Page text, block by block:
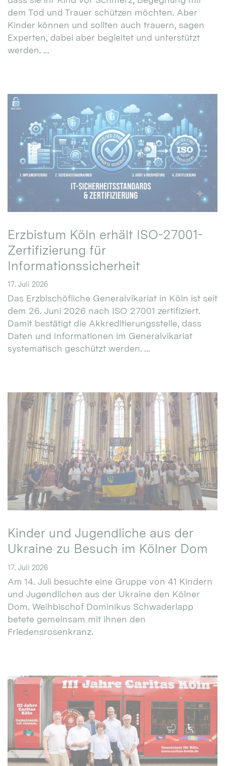
dem Tod und Trauer schützen möchten. Aber
Kinder können und sollten auch trauern, sagen
Experten, dabei aber begleitet und unterstützt
werden. ...
Erzbistum Köln erhält ISO-27001-
Zertifizierung für
Informationssicherheit
17. Juli 2026
Das Erzbischöfliche Generalvikariat in Köln ist seit
dem 26. Juni 2026 nach ISO 27001 zertifiziert.
Damit bestätigt die Akkreditierungsstelle, dass
Daten und Informationen im Generalvikariat
systematisch geschützt werden. ...
Kinder und Jugendliche aus der
Ukraine zu Besuch im Kölner Dom
17. Juli 2026
Am 14. Juli besuchte eine Gruppe von 41 Kindern
und Jugendlichen aus der Ukraine den Kölner
Dom. Weihbischof Dominikus Schwaderlapp
betete gemeinsam mit ihnen den
Friedensrosenkranz.